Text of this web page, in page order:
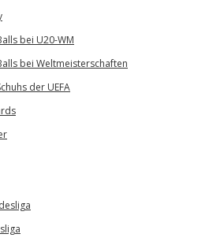
bei U20-WM
bei Weltmeisterschaften
der UEFA